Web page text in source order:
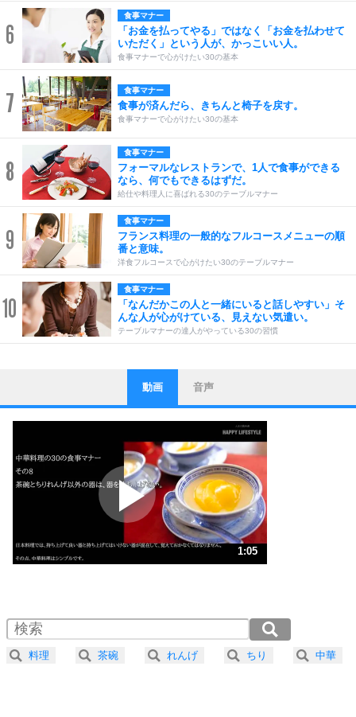
6
食事マナー
「お金を払ってやる」ではなく「お金を払わせて
いただく」という人が、かっこいい人。
食事マナーで心がけたい30の基本
7 食事マナー
食事が済んだら、きちんと椅子を戻す。
食事マナーで心がけたい30の基本
8
食事マナー
フォーマルなレストランで、1人で食事ができる
なら、何でもできるはずだ。
給仕や料理人に喜ばれる30のテーブルマナー
9
食事マナー
フランス料理の一般的なフルコースメニューの順
番と意味。
洋食フルコースで心がけたい30のテーブルマナー
10
食事マナー
「なんだかこの人と一緒にいると話しやすい」そ
んな人が心がけている、見えない気遣い。
テーブルマナーの達人がやっている30の習慣
1
ストレス対策
他人と比べない。
いっそのこと、他人を見ない。
いらいらしない人になる30の方法
プラス思考
ポジティブになれない原因は、行動しないから。
ポジティブ思考になる30の方法
ストレス対策
人生、なんとかなるもの。
気楽に生きる30の方法
4 器の大きい人は、怒りを優しさで表現する。
プラス思考
動画 音声
1:05
2.0倍速 （128KB 32秒）
2.5倍速 （103KB 26秒）
3.0倍速 （86KB 21秒）
料理 茶碗 れんげ ちり 中華